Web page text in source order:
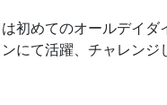
初めてのオールデイダ
にて活躍、チャレンジ